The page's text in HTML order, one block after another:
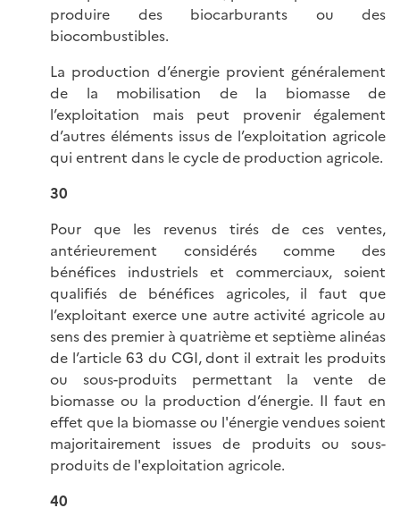
produire des biocarburants ou des
biocombustibles.
La production d’énergie provient généralement
de la mobilisation de la biomasse de
l’exploitation mais peut provenir également
d’autres éléments issus de l’exploitation agricole
qui entrent dans le cycle de production agricole.
30
Pour que les revenus tirés de ces ventes,
antérieurement considérés comme des
bénéfices industriels et commerciaux, soient
qualifiés de bénéfices agricoles, il faut que
l’exploitant exerce une autre activité agricole au
sens des premier à quatrième et septième alinéas
de l’article 63 du CGI, dont il extrait les produits
ou sous-produits permettant la vente de
biomasse ou la production d’énergie. Il faut en
effet que la biomasse ou l'énergie vendues soient
majoritairement issues de produits ou sous-
produits de l'exploitation agricole.
40